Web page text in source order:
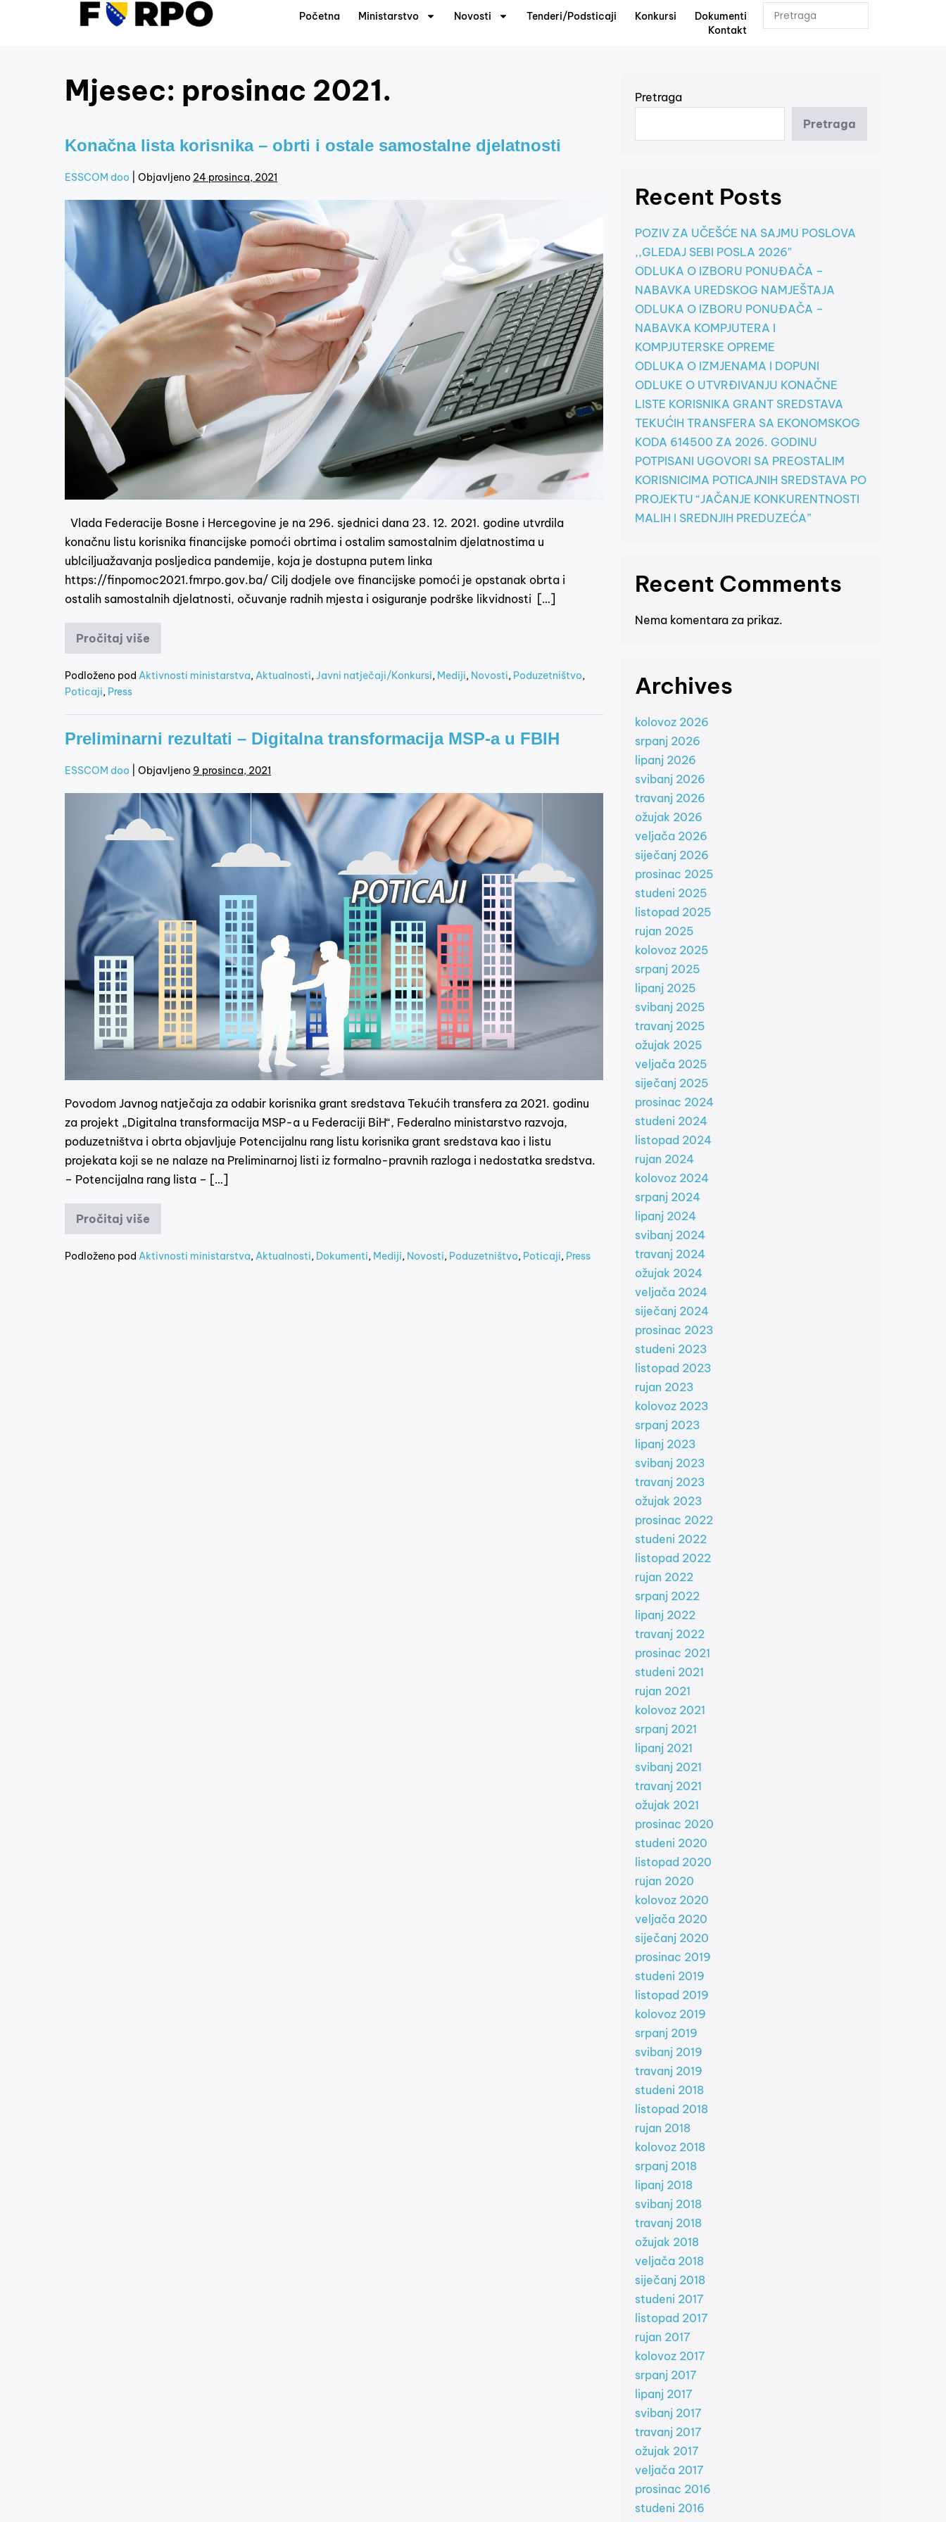
Početna Ministarstvo Novosti Tenderi/Podsticaji Konkursi
Dokumenti
Kontakt
Mjesec: prosinac 2021.
Konačna lista korisnika – obrti i ostale samostalne djelatnosti
ESSCOM doo Objavljeno 24 prosinca, 2021
Vlada Federacije Bosne i Hercegovine je na 296. sjednici dana 23. 12. 2021. godine utvrdila
konačnu listu korisnika financijske pomoći obrtima i ostalim samostalnim djelatnostima u
ublciljuažavanja posljedica pandemije, koja je dostupna putem linka
https://finpomoc2021.fmrpo.gov.ba/ Cilj dodjele ove financijske pomoći je opstanak obrta i
ostalih samostalnih djelatnosti, očuvanje radnih mjesta i osiguranje podrške likvidnosti […]
Pročitaj više
Podloženo pod Aktivnosti ministarstva,Aktualnosti,Javni natječaji/Konkursi, Mediji, Novosti, Poduzetništvo,
Poticaji, Press
Preliminarni rezultati – Digitalna transformacija MSP-a u FBIH
ESSCOM doo Objavljeno 9 prosinca, 2021
Povodom Javnog natječaja za odabir korisnika grant sredstava Tekućih transfera za 2021. godinu
za projekt „Digitalna transformacija MSP-a u Federaciji BiH“, Federalno ministarstvo razvoja,
poduzetništva i obrta objavljuje Potencijalnu rang listu korisnika grant sredstava kao i listu
projekata koji se ne nalaze na Preliminarnoj listi iz formalno-pravnih razloga i nedostatka sredstva.
– Potencijalna rang lista – […]
Pročitaj više
Podloženo pod Aktivnosti ministarstva,Aktualnosti, Dokumenti, Mediji, Novosti, Poduzetništvo, Poticaji, Press
Pretraga
Pretraga
Recent Posts
POZIV ZA UČEŠĆE NA SAJMU POSLOVA
,,GLEDAJ SEBI POSLA 2026″
ODLUKA O IZBORU PONUĐAČA –
NABAVKA UREDSKOG NAMJEŠTAJA
ODLUKA O IZBORU PONUĐAČA –
NABAVKA KOMPJUTERA I
KOMPJUTERSKE OPREME
ODLUKA O IZMJENAMA I DOPUNI
ODLUKE O UTVRĐIVANJU KONAČNE
LISTE KORISNIKA GRANT SREDSTAVA
TEKUĆIH TRANSFERA SA EKONOMSKOG
KODA 614500 ZA 2026. GODINU
POTPISANI UGOVORI SA PREOSTALIM
KORISNICIMA POTICAJNIH SREDSTAVA PO
PROJEKTU “JAČANJE KONKURENTNOSTI
MALIH I SREDNJIH PREDUZEĆA”
Recent Comments
Nema komentara za prikaz.
Archives
kolovoz 2026
srpanj 2026
lipanj 2026
svibanj 2026
travanj 2026
ožujak 2026
veljača 2026
siječanj 2026
prosinac 2025
studeni 2025
listopad 2025
rujan 2025
kolovoz 2025
srpanj 2025
lipanj 2025
svibanj 2025
travanj 2025
ožujak 2025
veljača 2025
siječanj 2025
prosinac 2024
studeni 2024
listopad 2024
rujan 2024
kolovoz 2024
srpanj 2024
lipanj 2024
svibanj 2024
travanj 2024
ožujak 2024
veljača 2024
siječanj 2024
prosinac 2023
studeni 2023
listopad 2023
rujan 2023
kolovoz 2023
srpanj 2023
lipanj 2023
svibanj 2023
travanj 2023
ožujak 2023
prosinac 2022
studeni 2022
listopad 2022
rujan 2022
srpanj 2022
lipanj 2022
travanj 2022
prosinac 2021
studeni 2021
rujan 2021
kolovoz 2021
srpanj 2021
lipanj 2021
svibanj 2021
travanj 2021
ožujak 2021
prosinac 2020
studeni 2020
listopad 2020
rujan 2020
kolovoz 2020
veljača 2020
siječanj 2020
prosinac 2019
studeni 2019
listopad 2019
kolovoz 2019
srpanj 2019
svibanj 2019
travanj 2019
studeni 2018
listopad 2018
rujan 2018
kolovoz 2018
srpanj 2018
lipanj 2018
svibanj 2018
travanj 2018
ožujak 2018
veljača 2018
siječanj 2018
studeni 2017
listopad 2017
rujan 2017
kolovoz 2017
srpanj 2017
lipanj 2017
svibanj 2017
travanj 2017
ožujak 2017
veljača 2017
prosinac 2016
studeni 2016